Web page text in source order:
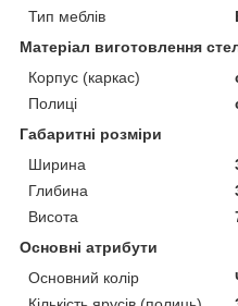
Тип меблів
Матеріал виготовлення
Корпус (каркас)
Полиці
Габаритні розміри
Ширина
Глибина
Висота
Основні атрибути
Основний колір